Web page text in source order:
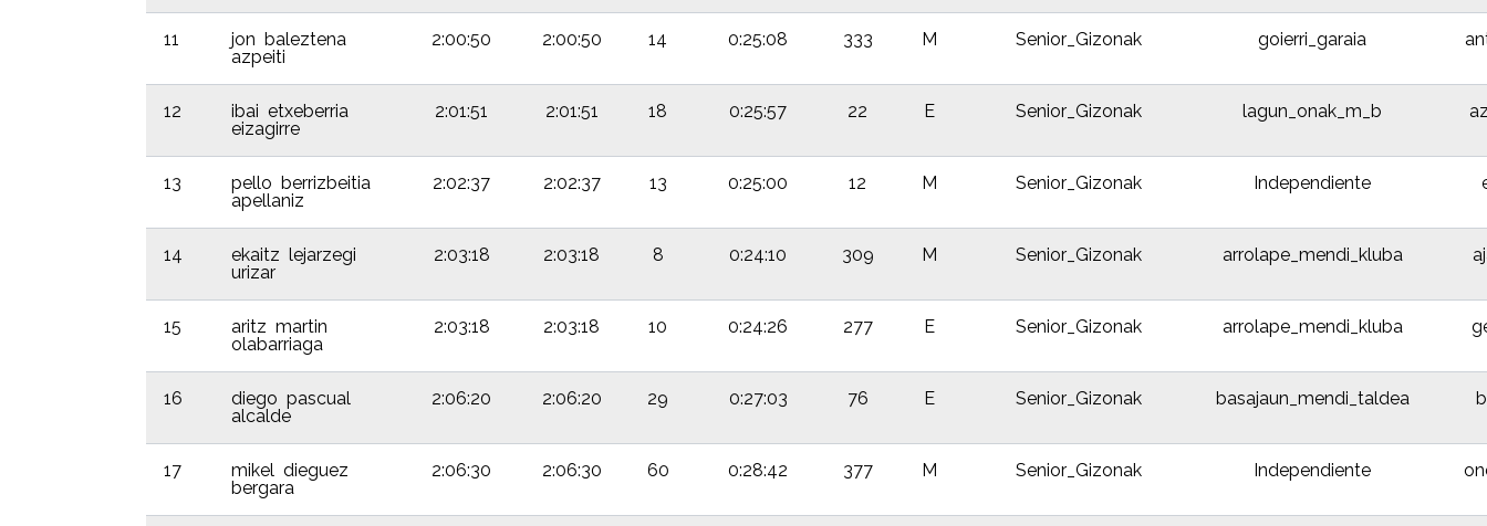
11
jon baleztena
azpeiti
2:00:50 2:00:50 14 0:25:08 333 M Senior_Gizonak goierri_garaia
12
ibai etxeberria
eizagirre
2:01:51 2:01:51 18 0:25:57 22 E Senior_Gizonak lagun_onak_m_b
13
pello berrizbeitia
apellaniz
2:02:37 2:02:37 13 0:25:00 12 M Senior_Gizonak Independiente
14
ekaitz lejarzegi
urizar
2:03:18 2:03:18 8 0:24:10 309 M Senior_Gizonak arrolape_mendi_kluba
15
aritz martin
olabarriaga
2:03:18 2:03:18 10 0:24:26 277 E Senior_Gizonak arrolape_mendi_kluba
16
diego pascual
alcalde
2:06:20 2:06:20 29 0:27:03 76 E Senior_Gizonak basajaun_mendi_taldea
17
mikel dieguez
bergara
2:06:30 2:06:30 60 0:28:42 377 M Senior_Gizonak Independiente